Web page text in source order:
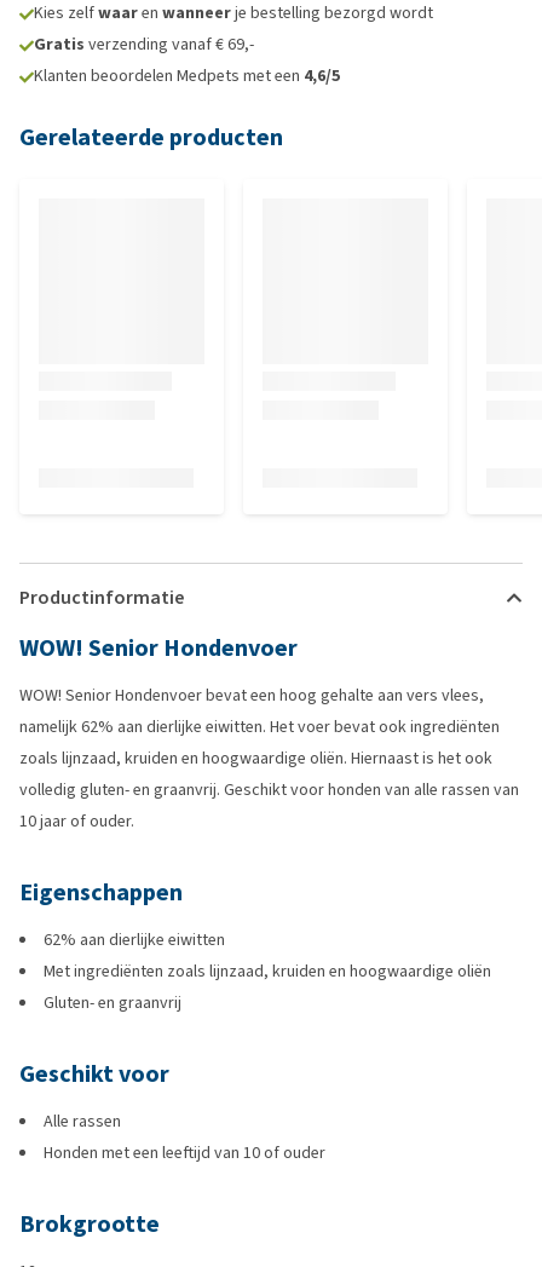
Kies zelfwaaren wanneerje bestelling bezorgd wordt
Gratis verzending vanaf € 69,-
Klanten beoordelen Medpets met een 4,6/5
Gerelateerde producten
Productinformatie
WOW! Senior Hondenvoer
WOW! Senior Hondenvoer bevat een hoog gehalte aan vers vlees,
namelijk 62% aan dierlijke eiwitten. Het voer bevat ook ingrediënten
zoals lijnzaad, kruiden en hoogwaardige oliën. Hiernaast is het ook
volledig gluten- en graanvrij. Geschikt voor honden van alle rassen van
10 jaar of ouder.
Eigenschappen
62% aan dierlijke eiwitten
Met ingrediënten zoals lijnzaad, kruiden en hoogwaardige oliën
Gluten- en graanvrij
Geschikt voor
Alle rassen
Honden met een leeftijd van 10 of ouder
Brokgrootte